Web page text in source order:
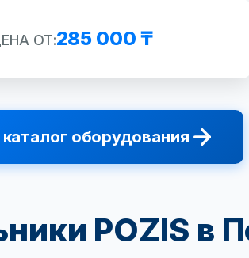
ОТ:285 000 ₸
оборудования
POZIS в